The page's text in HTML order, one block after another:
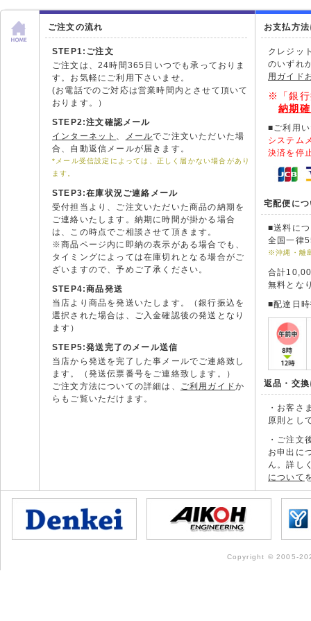
ご注文の流れ
STEP1:ご注文
ご注文は、24時間365日いつでも承っておりま
す。お気軽にご利用下さいませ。
(お電話でのご対応は営業時間内とさせて頂いて
おります。）
STEP2:注文確認メール
インターネット 、 メールでご注文いただいた場
合、自動返信メールが届きます。
*メール受信設定によっては、正しく届かない場合があり
ます。
STEP3:在庫状況ご連絡メール
受付担当より、ご注文いただいた商品の納期を
ご連絡いたします。納期に時間が掛かる場合
は、この時点でご相談させて頂きます。
※商品ページ内に即納の表示がある場合でも、
タイミングによっては在庫切れとなる場合がご
ざいますので、予めご了承ください。
STEP4:商品発送
当店より商品を発送いたします。（銀行振込を
選択された場合は、ご入金確認後の発送となり
ます）
STEP5:発送完了のメール送信
当店から発送を完了した事メールでご連絡致し
ます。（発送伝票番号をご連絡致します。）
ご注文方法についての詳細は、 ご利用ガイドか
らもご覧いただけます。
お支払方
クレジッ
のいずれ
用ガイド
※「銀行
納期
■ご利用
システム
決済を停
宅配便に
■送料に
全国一律
※沖縄・離
合計
無料とな
■配達日
返品・交
・お客さ
原則とし
・ご注文
お申出に
ん。詳し
について
Copyright © 2005-